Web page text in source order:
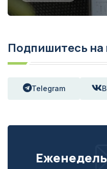
Подпишитесь на
Telegram